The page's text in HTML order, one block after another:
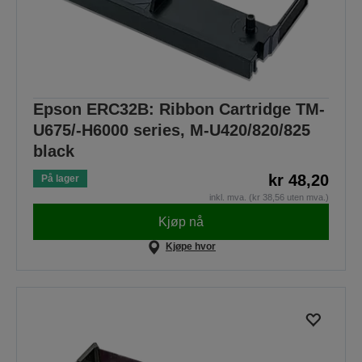
Epson ERC32B: Ribbon Cartridge TM-
U675/-H6000 series, M-U420/820/825
black
På lager kr 48,20
inkl. mva. (kr 38,56 uten mva.)
Kjøp nå
Kjøpe hvor